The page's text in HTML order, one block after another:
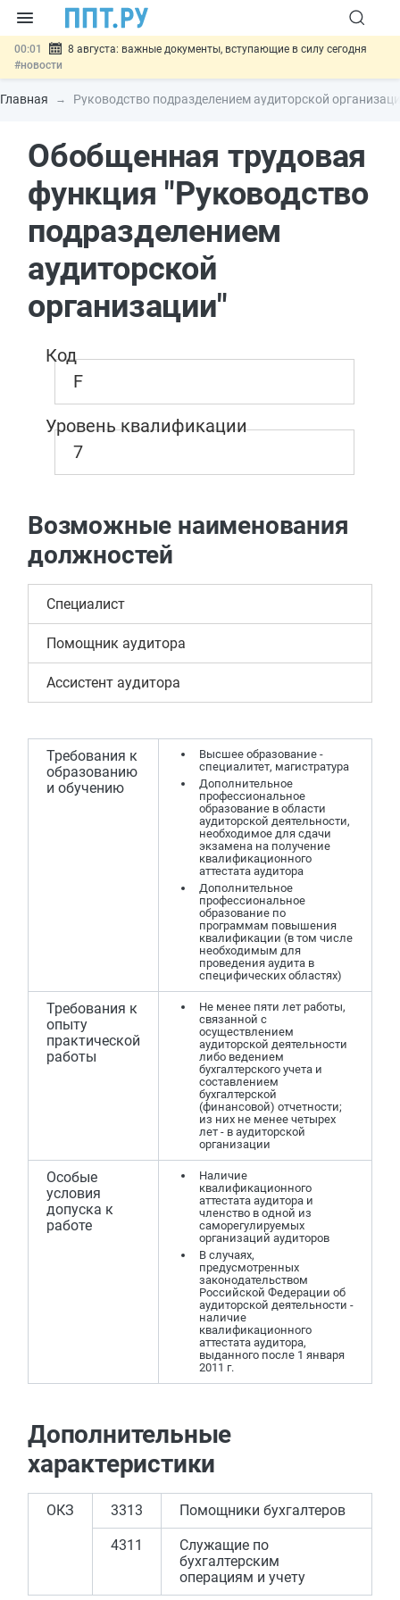
00:01
8 августа: важные документы, вступающие в силу сегодня
#новости
07.08 Подписан закон о блокировке продажи опасных товаров через
«Честный знак»#новости
07.08
Госпошлину за устранение ошибок в документах предлагают
отменить#новости
07.08
Разработают единые критерии трудовых и ГПХ-
отношений#новости
Главная Руководство подразделением аудиторской
Обобщенная трудовая
функция "Руководство
подразделением
аудиторской
организации"
Код
F
Уровень квалификации
7
Возможные наименования
должностей
Специалист
Помощник аудитора
Ассистент аудитора
Требования к
образованию
и обучению
Высшее образование -
специалитет, магистратура
Дополнительное
профессиональное
образование в области
аудиторской деятельности,
необходимое для сдачи
экзамена на получение
квалификационного
аттестата аудитора
Дополнительное
профессиональное
образование по
программам повышения
квалификации (в том числе
необходимым для
проведения аудита в
специфических областях)
Требования к
опыту
практической
работы
Не менее пяти лет работы,
связанной с
осуществлением
аудиторской деятельности
либо ведением
бухгалтерского учета и
составлением
бухгалтерской
(финансовой) отчетности;
из них не менее четырех
лет - в аудиторской
организации
Особые
условия
допуска к
работе
Наличие
квалификационного
аттестата аудитора и
членство в одной из
саморегулируемых
организаций аудиторов
В случаях,
предусмотренных
законодательством
Российской Федерации об
аудиторской деятельности -
наличие
квалификационного
аттестата аудитора,
выданного после 1 января
2011 г.
Дополнительные
характеристики
ОКЗ 3313 Помощники бухгалтеров
4311
Служащие по
бухгалтерским
операциям и учету